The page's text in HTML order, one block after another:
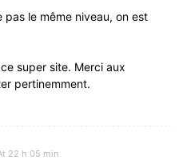
pas le même niveau, on est
super site. Merci aux
pertinemment.
22 h 05 min